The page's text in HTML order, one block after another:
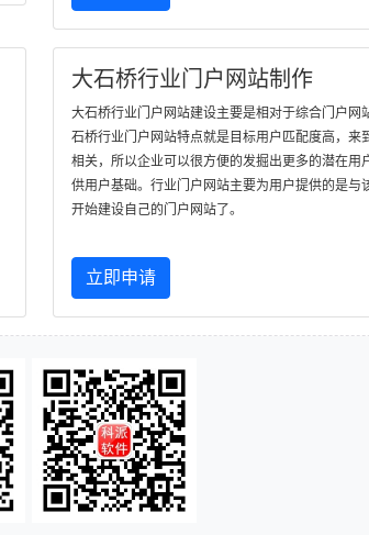
大石桥行业门户网站制作
大石桥行业门户网站建设主要是相对于综合门户
石桥行业门户网站特点就是目标用户匹配度高，
相关，所以企业可以很方便的发掘出更多的潜在
供用户基础。行业门户网站主要为用户提供的是
开始建设自己的门户网站了。
立即申请